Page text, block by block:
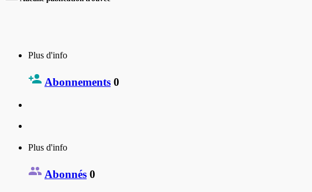
Plus d'info
Abonnements 0
Plus d'info
Abonnés 0